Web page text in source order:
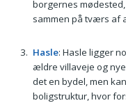
borgernes
sammen på tværs af
Hasle: Hasle ligger
ældre villaveje og
det en bydel, men
boligstruktur, hvor